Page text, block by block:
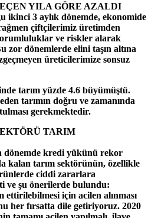
YILA GÖRE AZALDI
ikinci 3 aylık dönemde, ekonomide
çiftçilerimiz üretimden
ve riskler alarak
zor dönemlerde elini taşın altına
üreticilerimize sonsuz
tarım yüzde 4.6 büyümüştü.
tarımın doğru ve zamanında
gerekmektedir.
TARIM
dönemde kredi yükünü rekor
kalan tarım sektörünün, özellikle
ciddi zararlara
ve şu önerilerde bulundu:
ettirilebilmesi için acilen alınması
her fırsatta dile getiriyoruz. 2020